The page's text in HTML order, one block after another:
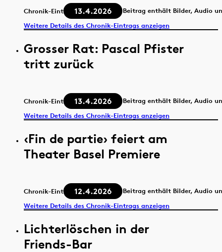
Chronik-Eintrag 13.4.2026
Beitrag enthält Bilder, Audio
Weitere Details des Chronik-Eintrags anzeigen
Grosser Rat: Pascal Pfister
tritt zurück
Chronik-Eintrag 13.4.2026
Beitrag enthält Bilder, Audio
Weitere Details des Chronik-Eintrags anzeigen
‹Fin de partie› feiert am
Theater Basel Premiere
Chronik-Eintrag 12.4.2026
Beitrag enthält Bilder, Audio
Weitere Details des Chronik-Eintrags anzeigen
Lichterlöschen in der
Friends-Bar